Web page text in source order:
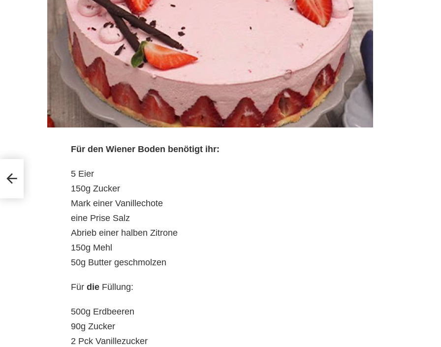
Für den Wiener Boden benötigt ihr:
5 Eier
150g Zucker
Mark einer Vanillechote
eine Prise Salz
Abrieb einer halben Zitrone
150g Mehl
50g Butter geschmolzen
Für die Füllung:
500g Erdbeeren
90g Zucker
2 Pck Vanillezucker